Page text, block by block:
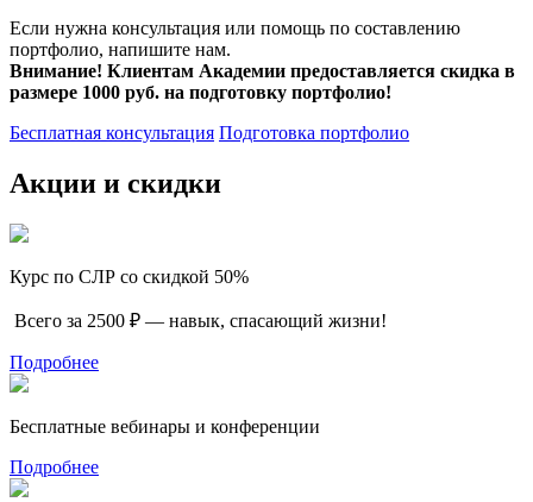
Если нужна консультация или помощь по составлению
портфолио, напишите нам.
Внимание! Клиентам Академии предоставляется скидка в
размере 1000 руб. на подготовку портфолио!
Бесплатная консультация Подготовка портфолио
Акции и скидки
Курс по СЛР со скидкой 50%
Всего за 2500 ₽ — навык, спасающий жизни!
Подробнее
Бесплатные вебинары и конференции
Подробнее